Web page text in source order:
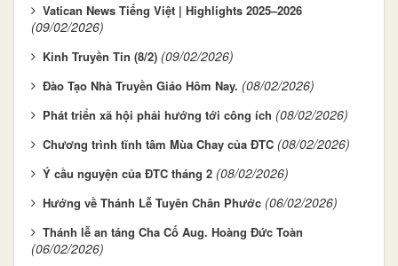
Vatican News Tiếng Việt | Highlights 2025–2026
(09/02/2026)
Kinh Truyền Tin (8/2) (09/02/2026)
Đào Tạo Nhà Truyền Giáo Hôm Nay. (08/02/2026)
Phát triển xã hội phải hướng tới công ích (08/02/2026)
Chương trình tĩnh tâm Mùa Chay của ĐTC (08/02/2026)
Ý cầu nguyện của ĐTC tháng 2 (08/02/2026)
Hướng về Thánh Lễ Tuyên Chân Phước (06/02/2026)
Thánh lễ an táng Cha Cố Aug. Hoàng Đức Toàn
(06/02/2026)